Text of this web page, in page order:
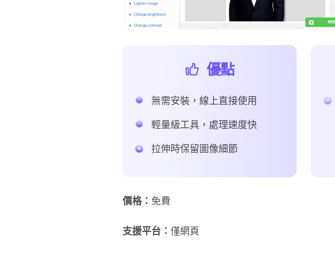
優點
無需安裝，線上直接使用
輕量級工具，處理速度快
拉伸時保留圖像細節
價格： 免費
支援平台： 僅網頁